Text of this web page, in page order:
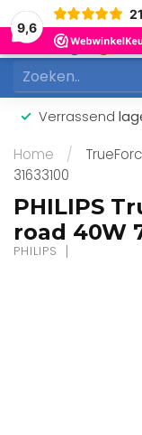
9,6
MENU
Verrassend
Home /
31633100
PHILIPS
road 40W
PHILIPS